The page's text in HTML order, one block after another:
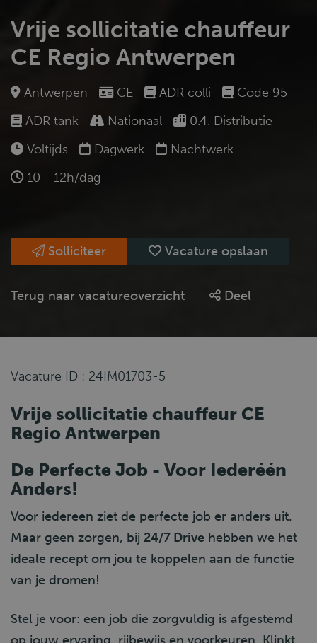
Vrije sollicitatie chauffeur
CE Regio Antwerpen
Antwerpen CE ADR colli
Code 95
ADR tank
Nationaal
0.4. Distributie
Voltijds
Dagwerk
Nachtwerk
10 - 12h/dag
Solliciteer Vacature opslaan
Terug naar vacatureoverzicht Deel
Vacature ID : 24IM01703-5
Vrije sollicitatie chauffeur CE
Regio Antwerpen
De Perfecte Job - Voor Iederéén
Anders!
Voor iedereen ziet de perfecte job er anders uit.
Maar geen zorgen, bij 24/7 Drive hebben we het
ideale recept om jou te koppelen aan de functie
van je dromen!
Stel je voor: een job die zorgvuldig is afgestemd